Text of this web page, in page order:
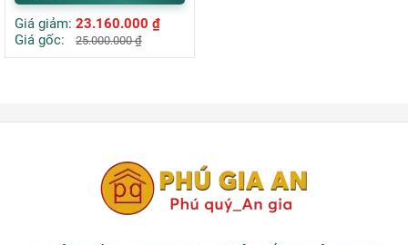
Giá giảm: 23.160.000 ₫
Giá gốc:
25.000.000₫